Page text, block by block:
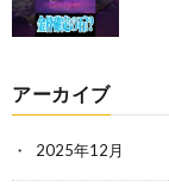
アーカイブ
2025年12月